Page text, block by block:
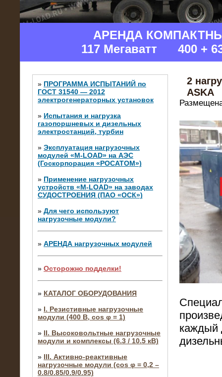
АРЕНДА
117 Мегаватт 400 +
» ПРОГРАММА ИСПЫТАНИЙ по
ГОСТ 31540 — 2012
электрогенераторных установок
» Испытания и нагрузка
газопоршневых и дизельных
электростанций, турбин
» Эксплуатация нагрузочных
модулей «M-LOAD» на АЭС
(Госкорпорация «РОСАТОМ»)
» Применение нагрузочных
устройств «M-LOAD» на заводах
СУДОСТРОЕНИЯ (ПАО «ОСК»)
» Для чего используют
нагрузочные модули?
» АРЕНДА нагрузочных модулей
» Осторожно подделки!
» КАТАЛОГ ОБОРУДОВАНИЯ
» I. Резистивные нагрузочные
модули (400 В, cos φ = 1)
» II. Высоковольтные нагрузочные
модули и комплексы (6.3 / 10.5 кВ)
» III. Активно-реактивные
нагрузочные модули (cos φ = 0,2 –
0.8/0.85/0.9/0.95)
2
ASKA
каждый